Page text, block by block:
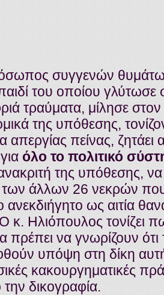
συγγενών
του οποίου γλύτωσε
τραύματα, μίλησε στον
της υπόθεσης,
απεργίας πείνας,
όλο το πολιτικό
της υπόθεσης, να
των άλλων 26 νεκρών
ανεκδιήγητο ως αιτία
Ηλιόπουλος τονίζει
να γνωρίζουν ότι
υπόψη στη δίκη αυτή
κακουργηματικές
δικογραφία.